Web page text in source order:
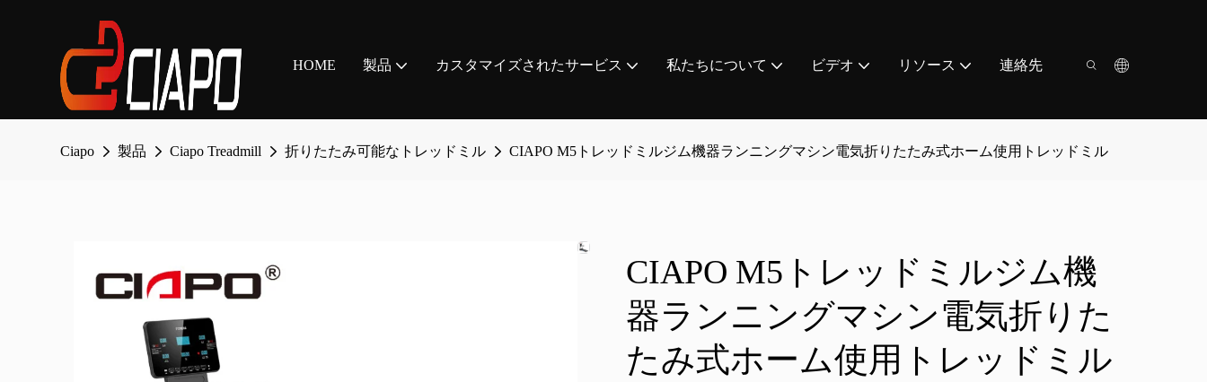
HOME 製品 カスタマイズされたサービス 私たちについて ビデオ リソース 連絡先
Ciapo 製品 Ciapo Treadmill 折りたたみ可能なトレッドミル CIAPO M5トレッドミルジム機器ランニングマシン電気折りたたみ式ホーム使用トレッドミル
CIAPO M5トレッドミルジム機
器ランニングマシン電気折りた
たみ式ホーム使用トレッドミル